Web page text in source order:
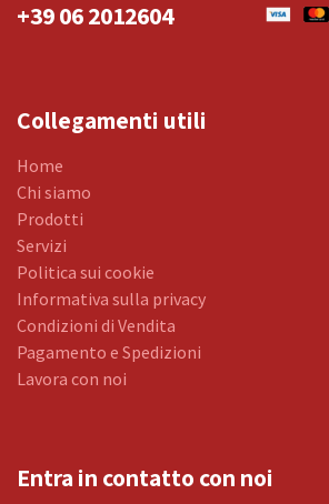
+39 06 2012604
Collegamenti utili
Home
Chi siamo
Prodotti
Servizi
Politica sui cookie
Informativa sulla privacy
Condizioni di Vendita
Pagamento e Spedizioni
Lavora con noi
Entra in contatto con noi